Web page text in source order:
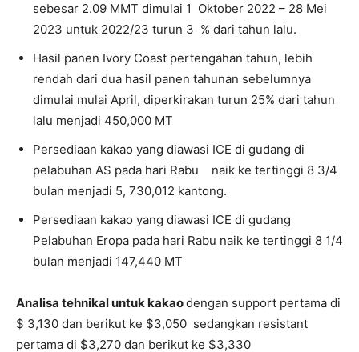
sebesar 2.09 MMT dimulai 1 Oktober 2022 – 28 Mei
2023 untuk 2022/23 turun 3 % dari tahun lalu.
Hasil panen Ivory Coast pertengahan tahun, lebih
rendah dari dua hasil panen tahunan sebelumnya
dimulai mulai April, diperkirakan turun 25% dari tahun
lalu menjadi 450,000 MT
Persediaan kakao yang diawasi ICE di gudang di
pelabuhan AS pada hari Rabu naik ke tertinggi 8 3/4
bulan menjadi 5, 730,012 kantong.
Persediaan kakao yang diawasi ICE di gudang
Pelabuhan Eropa pada hari Rabu naik ke tertinggi 8 1/4
bulan menjadi 147,440 MT
Analisa tehnikal untuk kakaodengan support pertama di
$ 3,130 dan berikut ke $3,050 sedangkan resistant
pertama di $3,270 dan berikut ke $3,330